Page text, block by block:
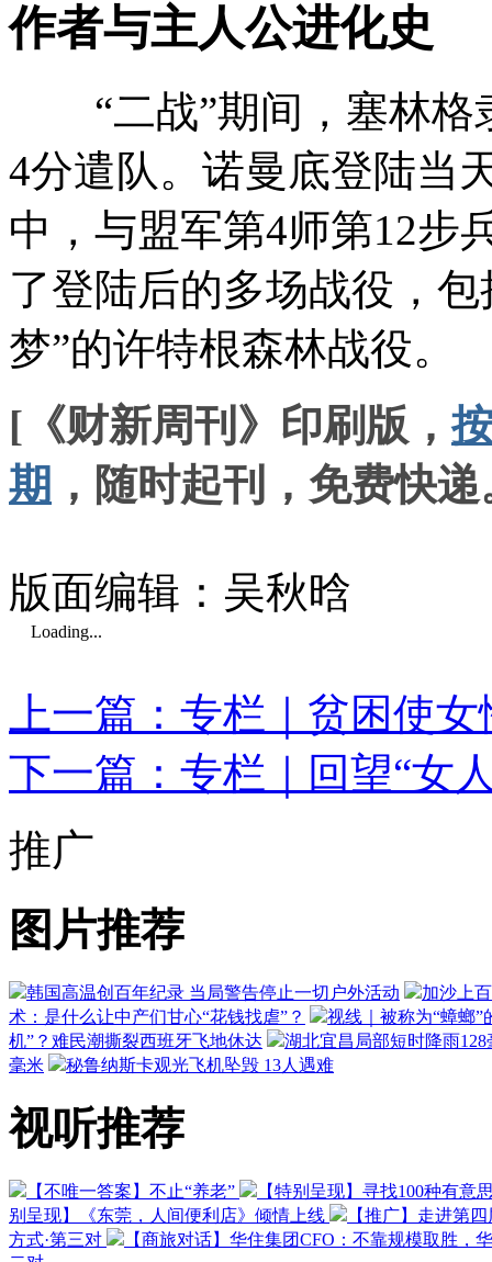
作者与主人公进化史
“二战”期间，塞林格
4分遣队。诺曼底登陆当
中，与盟军第4师第12步
了登陆后的多场战役，
梦”的许特根森林战役。
[《财新周刊》印刷版，
期 ，随时起刊，免费快
版面编辑：吴秋晗
Loading...
上一篇：专栏｜贫困使
下一篇：专栏｜回望“女
推广
图片推荐
韩国高温创百年纪录 当局警告停止一切户外活动
加沙上
术：是什么让中产们甘心“花钱找虐”？
视线｜被称为“蟑螂
机”？难民潮撕裂西班牙飞地休达
湖北宜昌局部短时降雨
毫米
秘鲁纳斯卡观光飞机坠毁 13人遇难
视听推荐
【不唯一答案】不止“养老”
【特别呈现】寻找100种有意
别呈现】《东莞，人间便利店》倾情上线
【推广】走进第
方式·第三对
【商旅对话】华住集团CFO：不靠规模取胜，